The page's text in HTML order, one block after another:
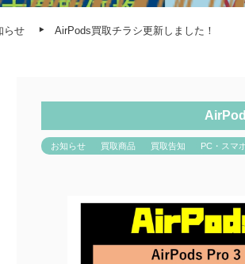
らせ AirPods買取チラシ更新しました！
お知らせ 買取商品 買取告知 PC・スマ